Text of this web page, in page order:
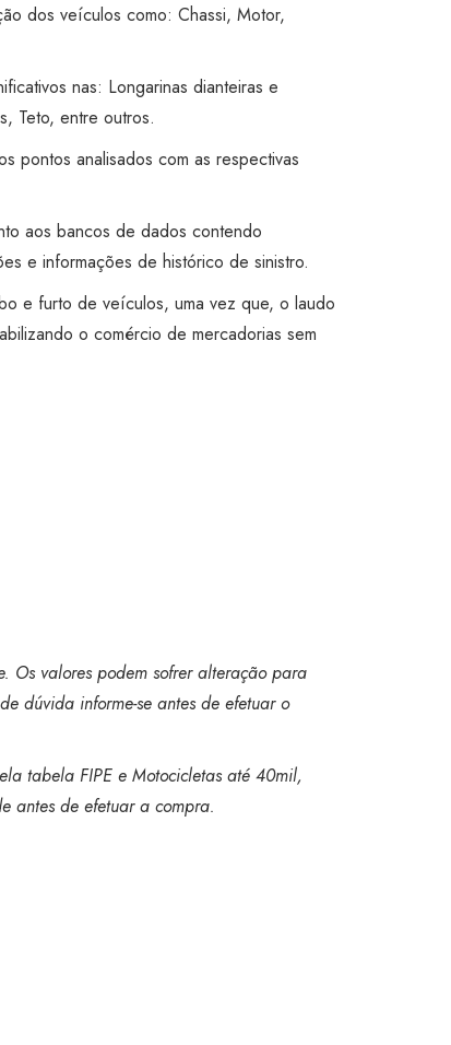
dos veículos como: Chassi, Motor,
nas: Longarinas dianteiras e
Teto, entre outros.
pontos analisados com as respectivas
aos bancos de dados contendo
e informações de histórico de sinistro.
e furto de veículos, uma vez que, o laudo
o comércio de mercadorias sem
Os valores podem sofrer alteração para
dúvida informe-se antes de efetuar o
tabela FIPE e Motocicletas até 40mil,
antes de efetuar a compra.